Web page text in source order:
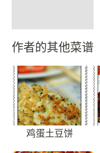
作者的其他菜谱
鸡蛋土豆饼